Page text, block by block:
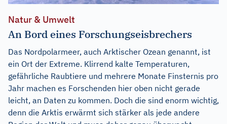
Natur & Umwelt
An Bord eines Forschungseisbrechers
Das Nordpolarmeer, auch Arktischer Ozean genannt, ist
ein Ort der Extreme. Klirrend kalte Temperaturen,
gefährliche Raubtiere und mehrere Monate Finsternis pro
Jahr machen es Forschenden hier oben nicht gerade
leicht, an Daten zu kommen. Doch die sind enorm wichtig,
denn die Arktis erwärmt sich stärker als jede andere